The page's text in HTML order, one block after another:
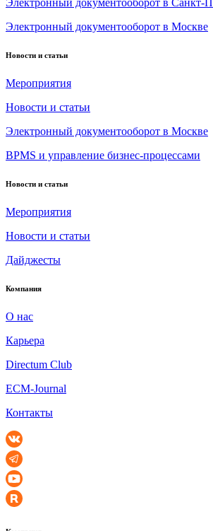
Электронный документооборот в Санкт-
Электронный документооборот в Москве
Новости и статьи
Мероприятия
Новости и статьи
Электронный документооборот в Москве
BPMS и управление бизнес-процессами
Новости и статьи
Мероприятия
Новости и статьи
Дайджесты
Компания
О нас
Карьера
Directum Club
ECM-Journal
Контакты